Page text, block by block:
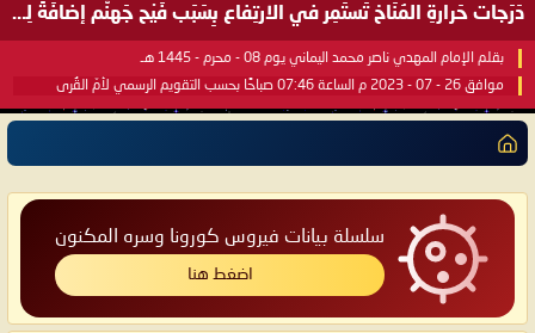
دَرَجات حَرارةِ المُنَاخ تَستَمِر في الارتِفاع بِسَبَب فَيْح جَهنَّم إضافَةً لِحرارةِ الشَّمس في مُحكَم القُرآن العَظيم ..
بقلم الإمام المهدي ناصر محمد اليماني يوم 08 - محرم - 1445 هـ
موافق 26 - 07 - 2023 م الساعة 07:46 صباحًا بحسب التقويم الرسمي لأمّ القُرى
سلسلة بيانات فيروس كورونا وسره المكنون
اضغط هنا